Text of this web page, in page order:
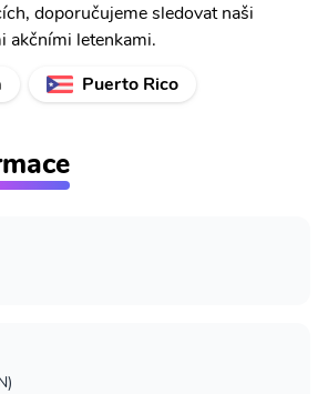
doporučujeme sledovat naši
akčními letenkami.
Puerto Rico